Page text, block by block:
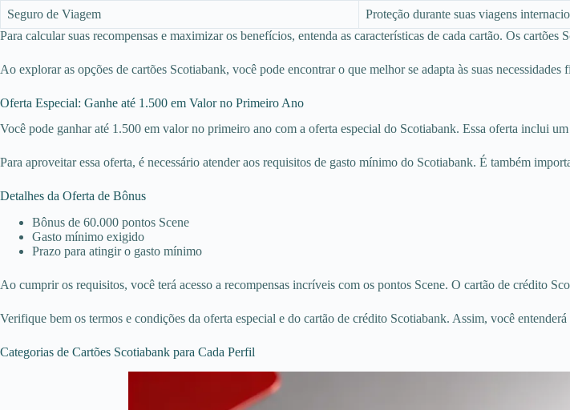
Seguro de Viagem Proteção durante suas viagens
Para calcular suas recompensas e maximizar os benefícios, entenda as características de cada cartão. Os
Ao explorar as opções de cartões Scotiabank, você pode encontrar o que melhor se adapta às suas
Oferta Especial: Ganhe até 1.500 em Valor no Primeiro Ano
Você pode ganhar até 1.500 em valor no primeiro ano com a oferta especial do Scotiabank. Essa oferta inclui
Para aproveitar essa oferta, é necessário atender aos requisitos de gasto mínimo do Scotiabank. É também
Detalhes da Oferta de Bônus
Bônus de 60.000 pontos Scene
Gasto mínimo exigido
Prazo para atingir o gasto mínimo
Ao cumprir os requisitos, você terá acesso a recompensas incríveis com os pontos Scene. O cartão de crédito
Verifique bem os termos e condições da oferta especial e do cartão de crédito Scotiabank. Assim, você
Categorias de Cartões Scotiabank para Cada Perfil